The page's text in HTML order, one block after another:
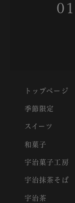
トップページ
季節限定
スイーツ
和菓子
宇治菓子工房
宇治抹茶そば
宇治茶